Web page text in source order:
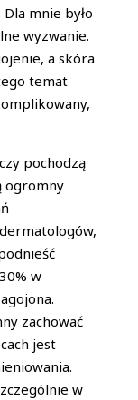
mnie było
wyzwanie.
a skóra
temat
pochodzą
ogromny
w
zachować
jest
w